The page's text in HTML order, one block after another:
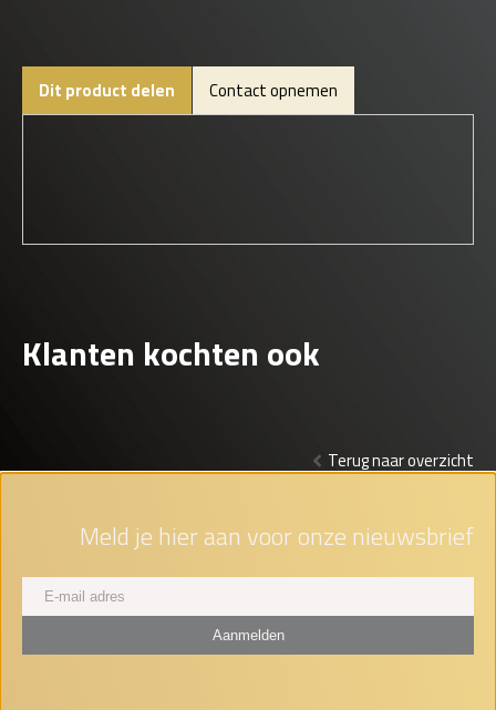
Dit product delen Contact opnemen
Klanten kochten ook
Terug naar overzicht
Meld je hier aan voor onze nieuwsbrief